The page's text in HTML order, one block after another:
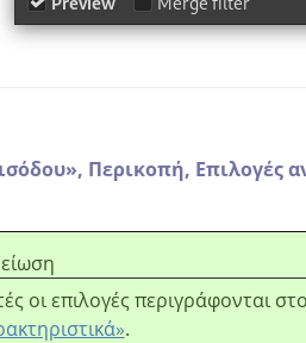
», Περικοπή, Επιλογές
οι επιλογές περιγράφονται στο
.